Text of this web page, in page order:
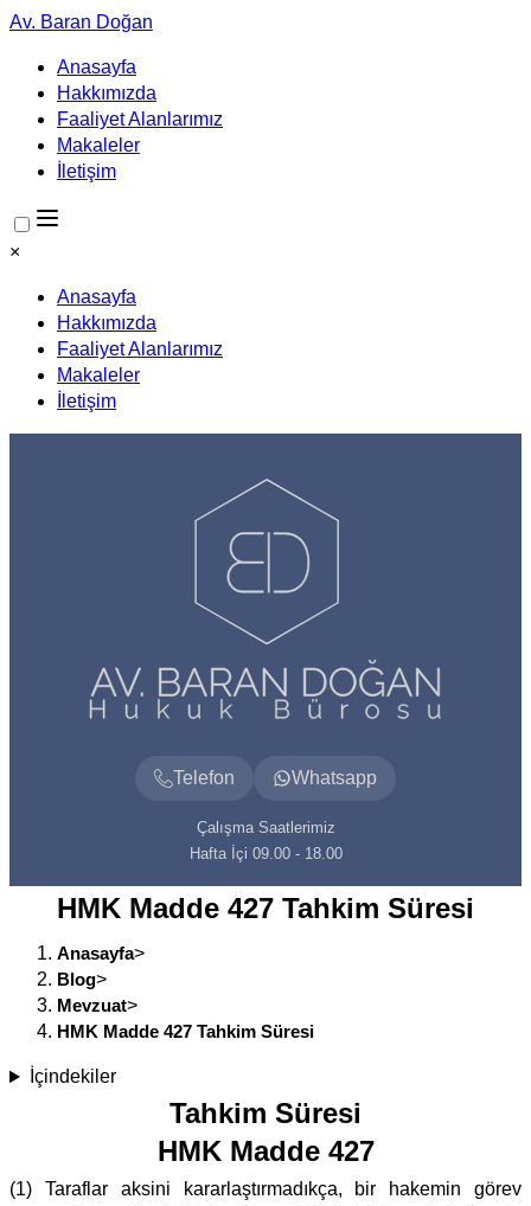
Av. Baran Doğan
Anasayfa
Hakkımızda
Faaliyet Alanlarımız
Makaleler
İletişim
×
Anasayfa
Hakkımızda
Faaliyet Alanlarımız
Makaleler
İletişim
Telefon Whatsapp
Çalışma Saatlerimiz
Hafta İçi 09.00 - 18.00
HMK Madde 427 Tahkim Süresi
Anasayfa>
Blog>
Mevzuat>
HMK Madde 427 Tahkim Süresi
İçindekiler
Tahkim Süresi
HMK Madde 427
(1) Taraflar aksini kararlaştırmadıkça, bir hakemin görev